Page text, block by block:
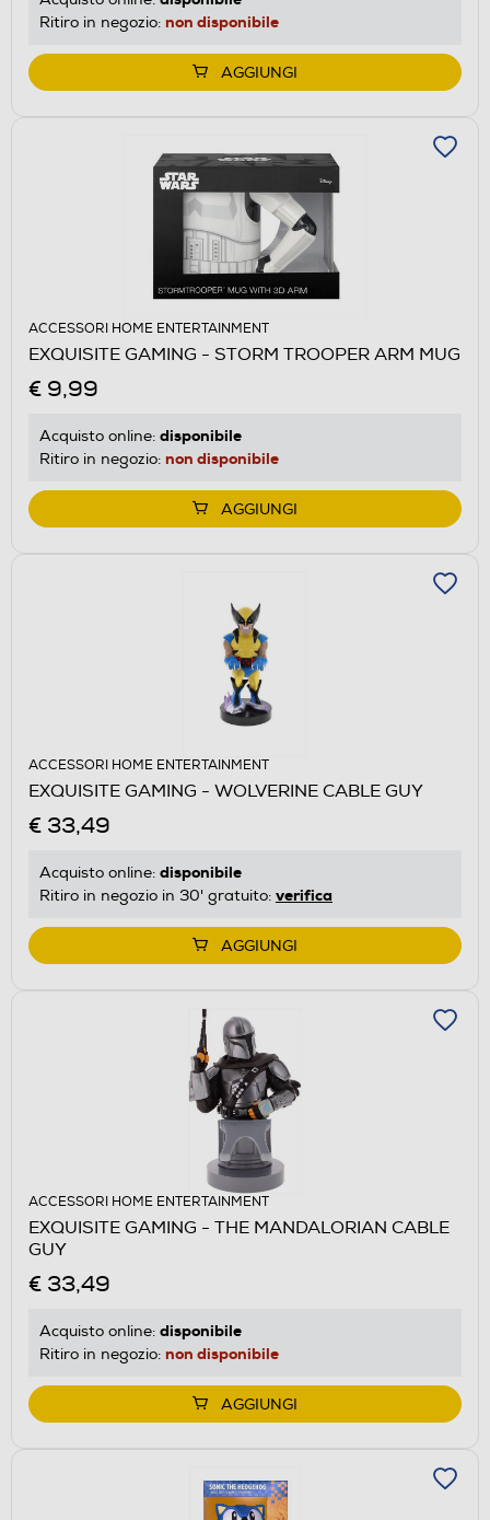
Ritiro in negozio: non disponibile
AGGIUNGI
ACCESSORI HOME ENTERTAINMENT
EXQUISITE GAMING - STORM TROOPER ARM MUG
€ 9,99
Acquisto online: disponibile
Ritiro in negozio: non disponibile
AGGIUNGI
ACCESSORI HOME ENTERTAINMENT
EXQUISITE GAMING - WOLVERINE CABLE GUY
€ 33,49
Acquisto online: disponibile
Ritiro in negozio in 30' gratuito: verifica
AGGIUNGI
ACCESSORI HOME ENTERTAINMENT
EXQUISITE GAMING - THE MANDALORIAN CABLE
GUY
€ 33,49
Acquisto online: disponibile
Ritiro in negozio: non disponibile
AGGIUNGI